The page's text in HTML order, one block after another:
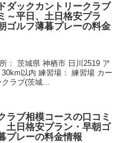
ダックカントリークラブ
～平日、土日格安プラ
ゴルフ薄暮プレーの料金
： 茨城県 神栖市 日川2519 ア
以内 練習場： 練習場 カー
ラブ(茨城...
ラブ相模コースの口コミ
土日格安プラン・早朝ゴ
プレーの料金情報